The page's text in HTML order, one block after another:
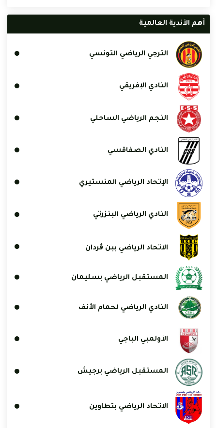
أهم الأندية العالمية
الترجي الرياضي التونسي
النادي الإفريقي
النجم الرياضي الساحلي
النادي الصفاقسي
الإتحاد الرياضي المنستيري
النادي الرياضي البنزرتي
الاتحاد الرياضي ببن ڨردان
المستقبل الرياضي بسليمان
النادي الرياضي لحمام الأنف
الأولمبي الباجي
المستقبل الرياضي برجيش
الاتحاد الرياضي بتطاوين